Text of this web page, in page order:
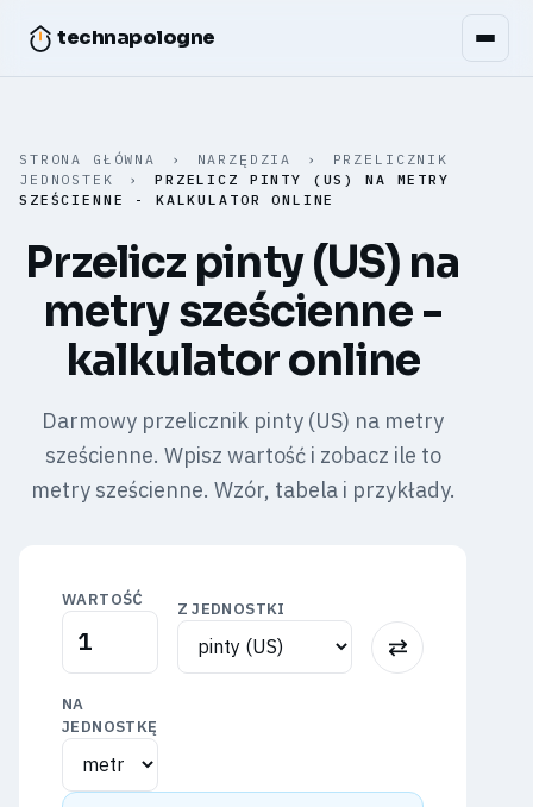
technapologne
STRONA GŁÓWNA › NARZĘDZIA ›
PRZELICZNIK
JEDNOSTEK
›
PRZELICZ PINTY (US) NA METRY
SZEŚCIENNE - KALKULATOR ONLINE
Przelicz pinty (US) na
metry sześcienne -
kalkulator online
Darmowy przelicznik pinty (US) na metry
sześcienne. Wpisz wartość i zobacz ile to
metry sześcienne. Wzór, tabela i przykłady.
WARTOŚĆ
Z JEDNOSTKI
⇅
NA
JEDNOSTKĘ